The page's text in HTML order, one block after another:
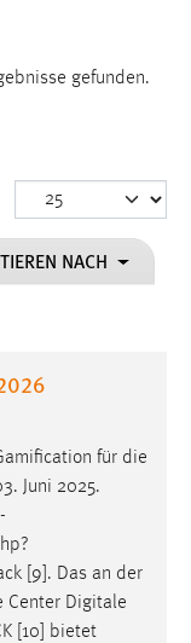
gefunden.
NACH
für die
Juni 2025.
[9]. Das an der
Center Digitale
[10] bietet
Funktion der
Einverständnis-
in diesem Cookie